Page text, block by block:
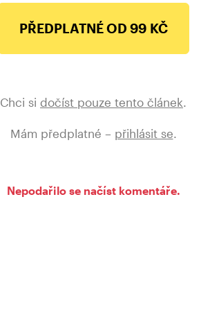
PŘEDPLATNÉ OD 99 KČ
Chci si dočíst pouze tento článek
Mám předplatné – přihlásit se
Nepodařilo se načíst komentáře.